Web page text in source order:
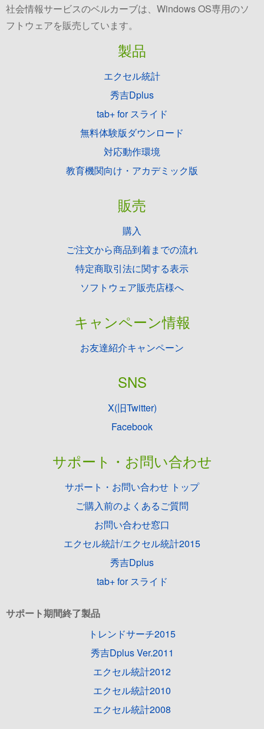
社会情報サービスのベルカーブは、Windows OS専用のソ
フトウェアを販売しています。
製品
エクセル統計
秀吉Dplus
tab+ for スライド
無料体験版ダウンロード
対応動作環境
教育機関向け・アカデミック版
販売
購入
ご注文から商品到着までの流れ
特定商取引法に関する表示
ソフトウェア販売店様へ
キャンペーン情報
お友達紹介キャンペーン
SNS
X(旧Twitter)
Facebook
サポート・お問い合わせ
サポート・お問い合わせ トップ
ご購入前のよくあるご質問
お問い合わせ窓口
エクセル統計/エクセル統計2015
秀吉Dplus
tab+ for スライド
サポート期間終了製品
トレンドサーチ2015
秀吉Dplus Ver.2011
エクセル統計2012
エクセル統計2010
エクセル統計2008